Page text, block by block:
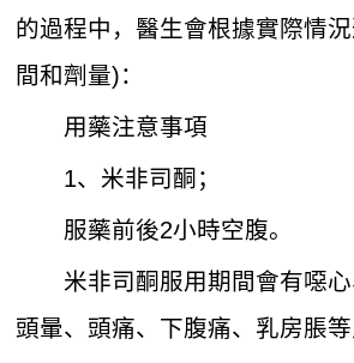
的過程中，醫生會根據實際情
間和劑量)：
用藥注意事項
1、米非司酮；
服藥前後2小時空腹。
米非司酮服用期間會有噁心
頭暈、頭痛、下腹痛、乳房脹